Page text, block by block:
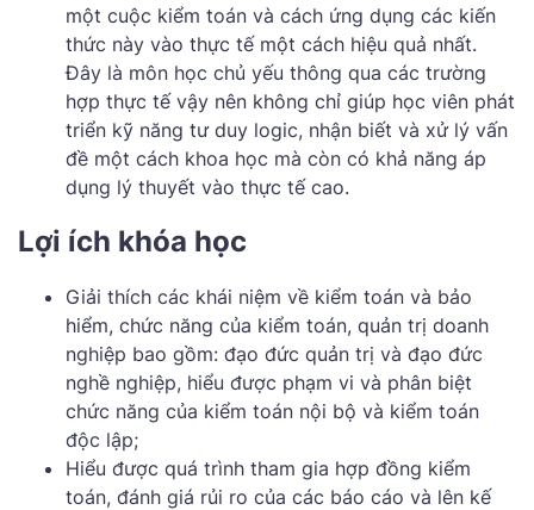
một cuộc kiểm toán và cách ứng dụng các kiến
thức này vào thực tế một cách hiệu quả nhất.
Đây là môn học chủ yếu thông qua các trường
hợp thực tế vậy nên không chỉ giúp học viên phát
triển kỹ năng tư duy logic, nhận biết và xử lý vấn
đề một cách khoa học mà còn có khả năng áp
dụng lý thuyết vào thực tế cao.
Lợi ích khóa học
Giải thích các khái niệm về kiểm toán và bảo
hiểm, chức năng của kiểm toán, quản trị doanh
nghiệp bao gồm: đạo đức quản trị và đạo đức
nghề nghiệp, hiểu được phạm vi và phân biệt
chức năng của kiểm toán nội bộ và kiểm toán
độc lập;
Hiểu được quá trình tham gia hợp đồng kiểm
toán, đánh giá rủi ro của các báo cáo và lên kế